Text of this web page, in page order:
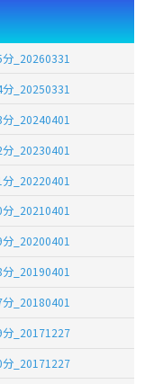
_20260331
_20250331
_20240401
_20230401
_20220401
分_20210401
_20200401
_20190401
_20180401
分_20171227
分_20171227